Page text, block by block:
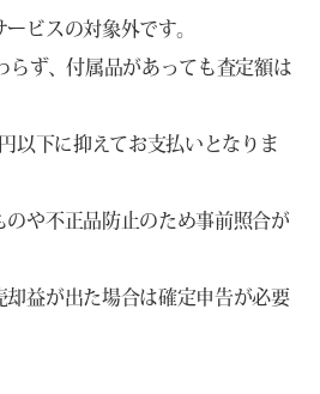
ビスの対象外です。
らず、付属品があっても査定額は
以下に抑えてお支払いとなりま
のや不正品防止のため事前照合が
益が出た場合は確定申告が必要